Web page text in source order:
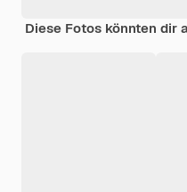
Diese Fotos könnten dir